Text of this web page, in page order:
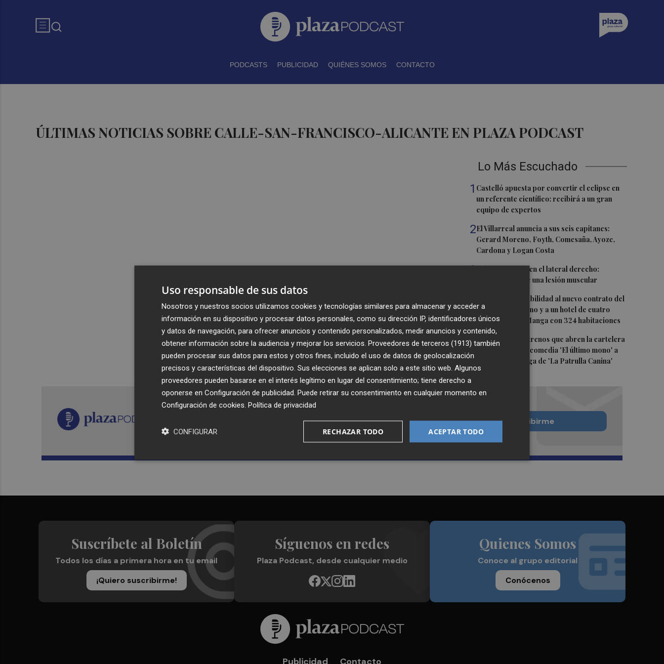
PODCASTS PUBLICIDAD QUIÉNES SOMOS CONTACTO
ÚLTIMAS NOTICIAS SOBRE CALLE-SAN-FRANCISCO-ALICANTE EN PLAZA PODCAST
Lo Más Escuchado
1 Castelló apuesta por convertir el eclipse en
un referente científico: recibirá a un gran
equipo de expertos
2El Villarreal anuncia a sus seis capitanes:
Gerard Moreno, Foyth, Comesaña, Ayoze,
Cardona y Logan Costa
3Más problemas en el lateral derecho:
Monferrer sufre una lesión muscular
San Javier da viabilidad al nuevo contrato del
transporte urbano y a un hotel de cuatro
estrellas en La Manga con 324 habitaciones
5 Estos son los estrenos que abren la cartelera
en agosto: de la comedia 'El último mono' a
una nueva entrega de 'La Patrulla Canina'
Recibe toda la actualidad de
Plaza Podcast en tu correo
Quiero suscribirme
Suscríbete al Boletín
Todos los días a primera hora en tu email
¡Quiero suscribirme!
Síguenos en redes
Plaza Podcast, desde cualquier medio
Quienes Somos
Conoce al grupo editorial
Conócenos
Publicidad Contacto
Uso responsable de sus datos
Nosotros y nuestros socios utilizamos cookies y tecnologías similares para almacenar y acceder a
información en su dispositivo y procesar datos personales, como su dirección IP, identificadores únicos
y datos de navegación, para ofrecer anuncios y contenido personalizados, medir anuncios y contenido,
obtener información sobre la audiencia y mejorar los servicios. Proveedores de terceros (1913) también
pueden procesar sus datos para estos y otros fines, incluido el uso de datos de geolocalización
precisos y características del dispositivo. Sus elecciones se aplican solo a este sitio web. Algunos
proveedores pueden basarse en el interés legítimo en lugar del consentimiento; tiene derecho a
oponerse en Configuración de publicidad . Puede retirar su consentimiento en cualquier momento en
Configuración de cookies Política de privacidad
ACEPTAR TODO
RECHAZAR TODO
CONFIGURAR